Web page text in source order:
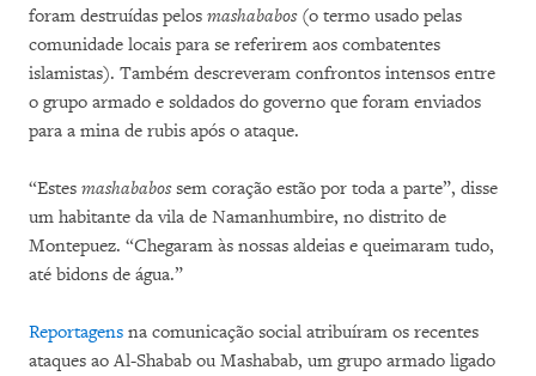
foram destruídas pelos mashababos (o termo usado pelas
comunidade locais para se referirem aos combatentes
islamistas). Também descreveram confrontos intensos entre
o grupo armado e soldados do governo que foram enviados
para a mina de rubis após o ataque.
“Estes mashababossem coração estão por toda a parte”, disse
um habitante da vila de Namanhumbire, no distrito de
Montepuez. “Chegaram às nossas aldeias e queimaram tudo,
até bidons de água.”
Reportagens na comunicação social atribuíram os recentes
ataques ao Al-Shabab ou Mashabab, um grupo armado ligado